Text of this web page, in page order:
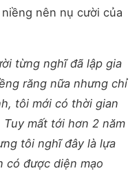
nên nụ cười của
từng nghĩ đã lập gia
răng nữa nhưng chỉ
tôi mới có thời gian
mất tới hơn 2 năm
tôi nghĩ đây là lựa
có được diện mạo